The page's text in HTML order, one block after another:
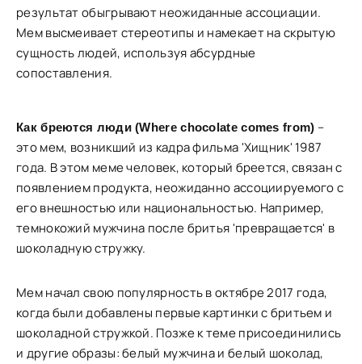
результат обыгрывают неожиданные ассоциации.
Мем высмеивает стереотипы и намекает на скрытую
сущность людей, используя абсурдные
сопоставления.
Как бреются люди (Where chocolate comes from) –
это мем, возникший из кадра фильма 'Хищник' 1987
года. В этом меме человек, который бреется, связан с
появлением продукта, неожиданно ассоциируемого с
его внешностью или национальностью. Например,
темнокожий мужчина после бритья 'превращается' в
шоколадную стружку.
Мем начал свою популярность в октябре 2017 года,
когда были добавлены первые картинки с бритьем и
шоколадной стружкой. Позже к теме присоединились
и другие образы: белый мужчина и белый шоколад,